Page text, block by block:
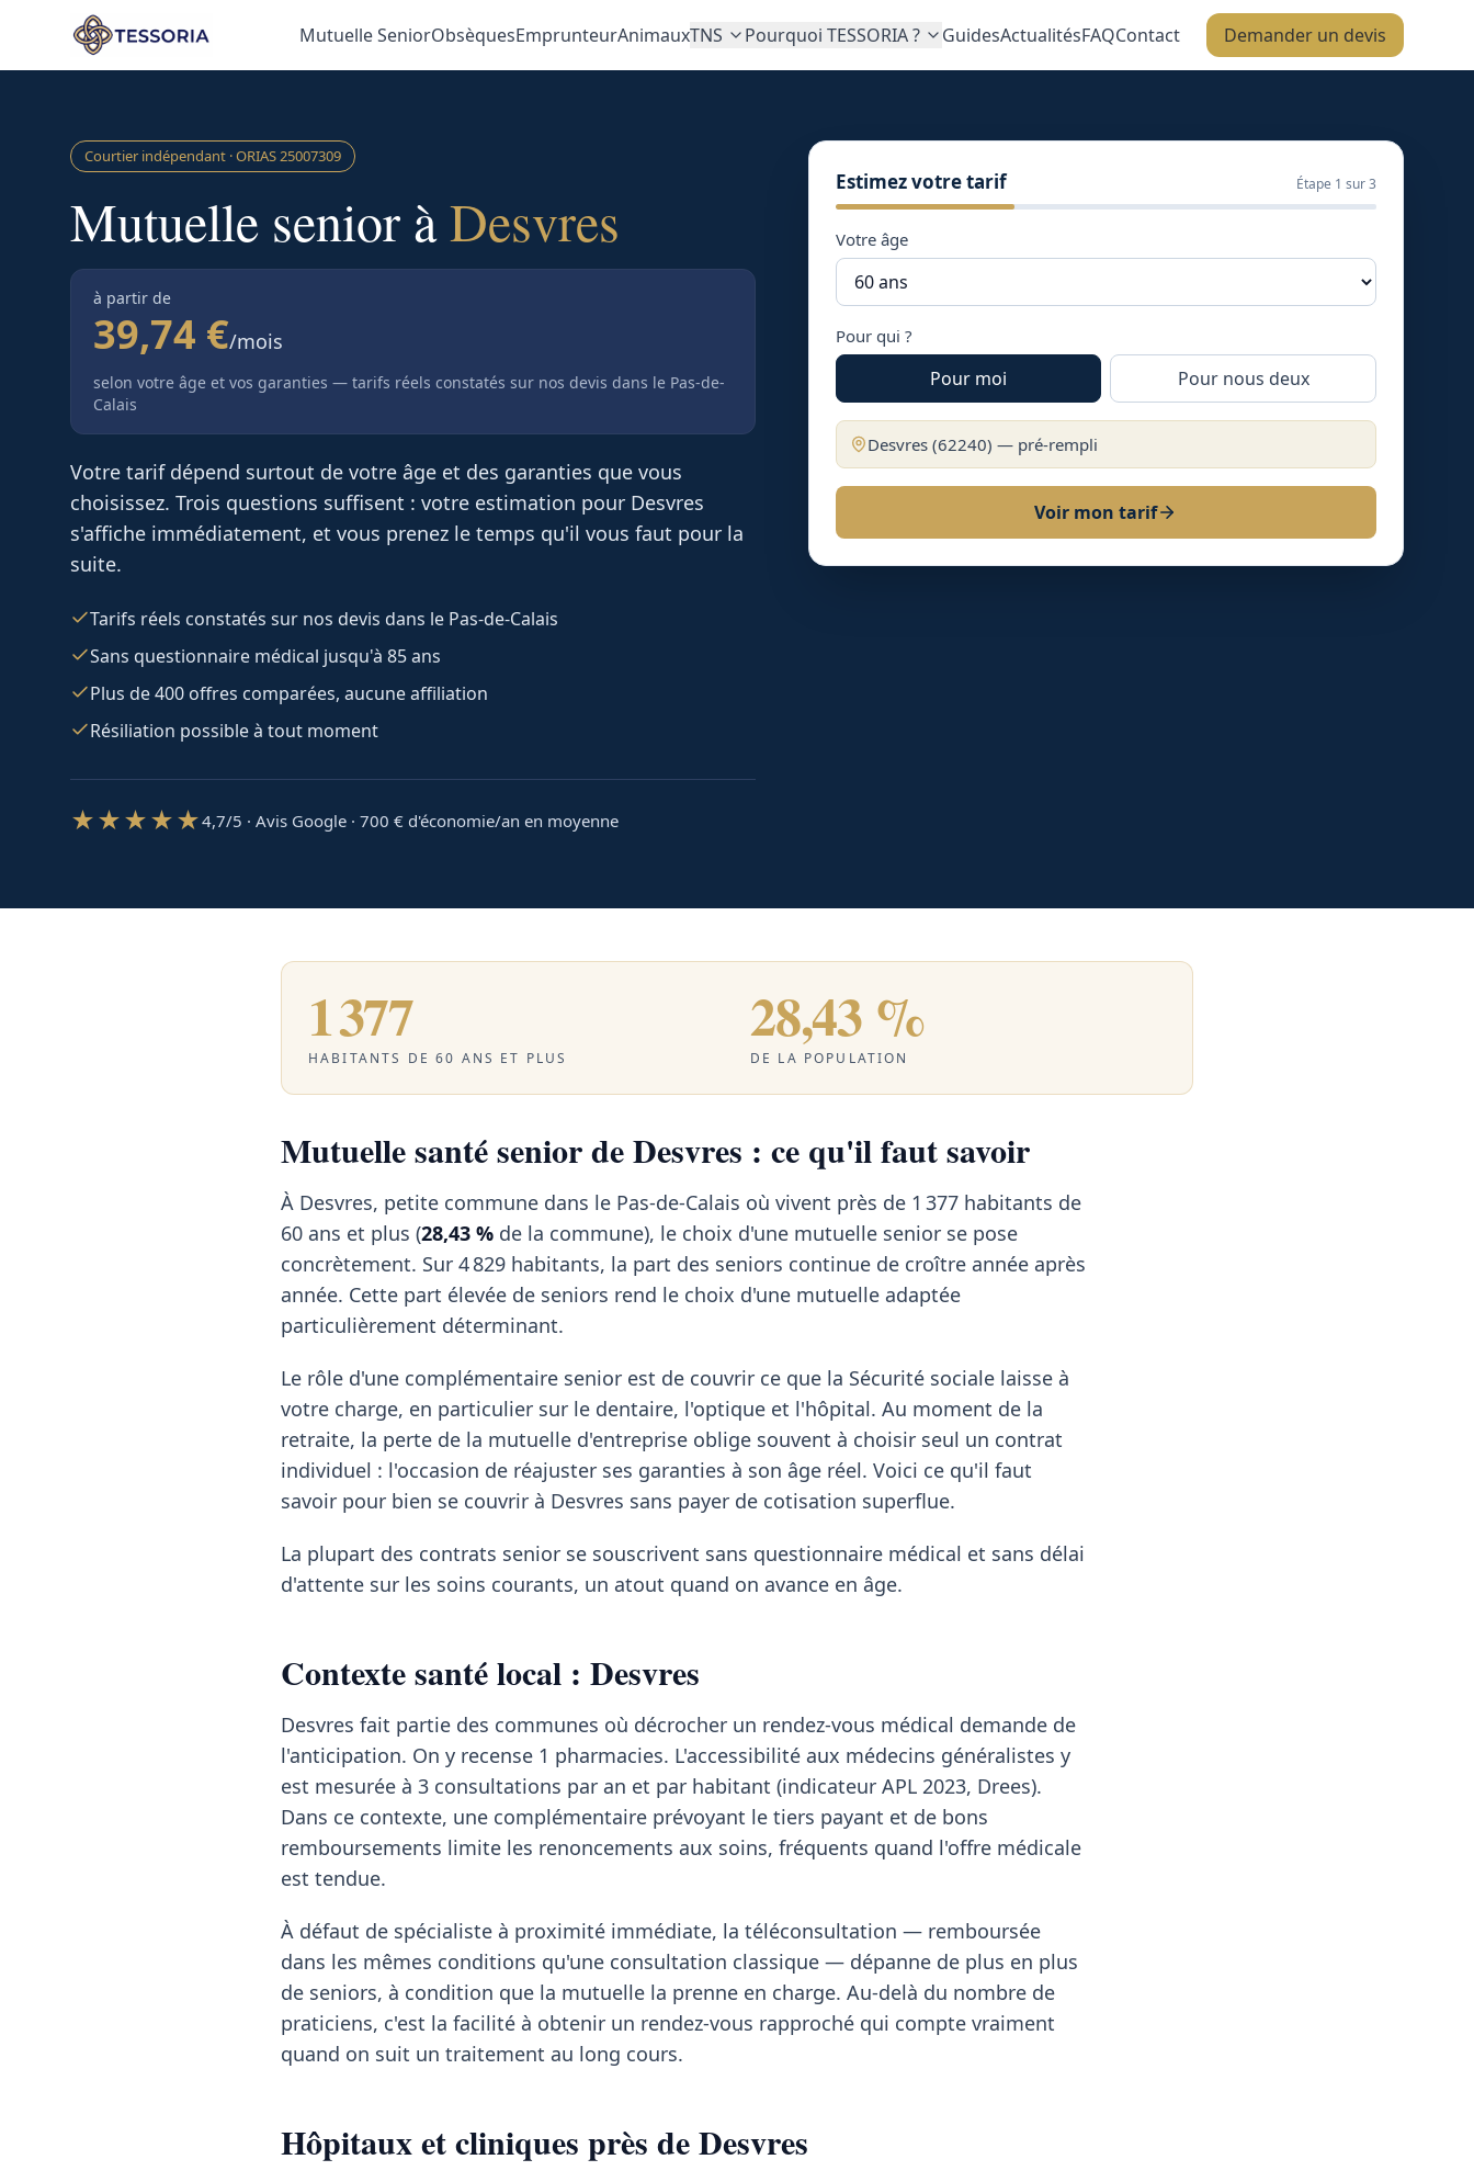
Aller au contenu principal
Mutuelle SeniorObsèquesEmprunteurAnimauxTNS Pourquoi TESSORIA ? GuidesActualitésFAQContact Demander un devis
Courtier indépendant · ORIAS25007309
Mutuelle senior àDesvres
à partir de
39,74 €/mois
selon votre âge et vos garanties — tarifs réels constatés sur nos devis dans le Pas-de-
Calais
Votre tarif dépend surtout de votre âge et des garanties que vous
choisissez. Trois questions suffisent : votre estimation pour Desvres
s'affiche immédiatement, et vous prenez le temps qu'il vous faut pour la
suite.
Tarifs réels constatés sur nos devis dans le Pas-de-Calais
Sans questionnaire médical jusqu'à 85 ans
Plus de 400 offres comparées, aucune affiliation
Résiliation possible à tout moment
★★★★★4,7/5 · Avis Google · 700 € d'économie/an en moyenne
Estimez votre tarif Étape 1 sur 3
Votre âge
Pour qui ?
Pour moi Pour nous deux
Desvres(62240) — pré-rempli
Voir mon tarif
1 377
HABITANTS DE 60 ANS ET PLUS
28,43 %
DE LA POPULATION
Mutuelle santé senior de Desvres : ce qu'il faut savoir
À Desvres, petite commune dans le Pas-de-Calais où vivent près de 1 377 habitants de
60 ans et plus (28,43 % de la commune), le choix d'une mutuelle senior se pose
concrètement. Sur 4 829 habitants, la part des seniors continue de croître année après
année. Cette part élevée de seniors rend le choix d'une mutuelle adaptée
particulièrement déterminant.
Le rôle d'une complémentaire senior est de couvrir ce que la Sécurité sociale laisse à
votre charge, en particulier sur le dentaire, l'optique et l'hôpital. Au moment de la
retraite, la perte de la mutuelle d'entreprise oblige souvent à choisir seul un contrat
individuel : l'occasion de réajuster ses garanties à son âge réel. Voici ce qu'il faut
savoir pour bien se couvrir à Desvres sans payer de cotisation superflue.
La plupart des contrats senior se souscrivent sans questionnaire médical et sans délai
d'attente sur les soins courants, un atout quand on avance en âge.
Contexte santé local : Desvres
Desvres fait partie des communes où décrocher un rendez-vous médical demande de
l'anticipation. On y recense 1 pharmacies. L'accessibilité aux médecins généralistes y
est mesurée à 3 consultations par an et par habitant (indicateur APL 2023, Drees).
Dans ce contexte, une complémentaire prévoyant le tiers payant et de bons
remboursements limite les renoncements aux soins, fréquents quand l'offre médicale
est tendue.
À défaut de spécialiste à proximité immédiate, la téléconsultation — remboursée
dans les mêmes conditions qu'une consultation classique — dépanne de plus en plus
de seniors, à condition que la mutuelle la prenne en charge. Au-delà du nombre de
praticiens, c'est la facilité à obtenir un rendez-vous rapproché qui compte vraiment
quand on suit un traitement au long cours.
Hôpitaux et cliniques près de Desvres